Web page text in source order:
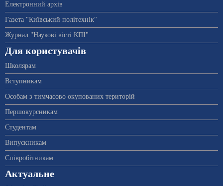
Електронний архів
Газета "Київський політехнік"
Журнал "Наукові вісті КПІ"
Для користувачів
Школярам
Вступникам
Особам з тимчасово окупованих територій
Першокурсникам
Студентам
Випускникам
Співробітникам
Актуальне